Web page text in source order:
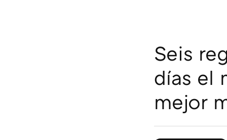
Seis
días el
mejor